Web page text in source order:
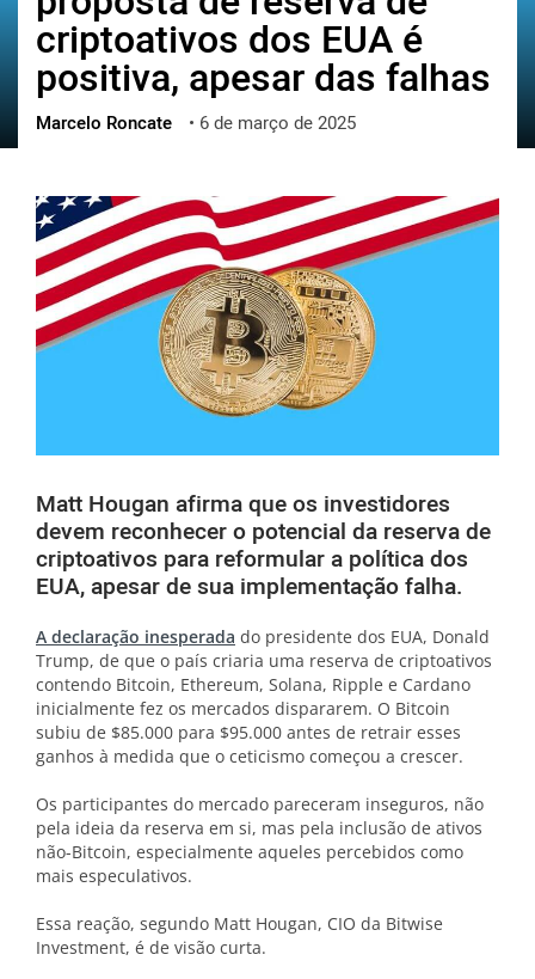
한국어
العربية
ไทย
ქართული
vietnamese
criptoativos dos EUA é
positiva, apesar das falhas
Marcelo Roncate • 6 de março de 2025
Matt Hougan afirma que os investidores
devem reconhecer o potencial da reserva de
criptoativos para reformular a política dos
EUA, apesar de sua implementação falha.
A declaração inesperada do presidente dos EUA, Donald
Trump, de que o país criaria uma reserva de criptoativos
contendo Bitcoin, Ethereum, Solana, Ripple e Cardano
inicialmente fez os mercados dispararem. O Bitcoin
subiu de $85.000 para $95.000 antes de retrair esses
ganhos à medida que o ceticismo começou a crescer.
Os participantes do mercado pareceram inseguros, não
pela ideia da reserva em si, mas pela inclusão de ativos
não-Bitcoin, especialmente aqueles percebidos como
mais especulativos.
Essa reação, segundo Matt Hougan, CIO da Bitwise
Investment, é de visão curta.